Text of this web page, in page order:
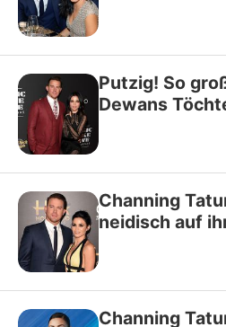
Putzig! So
Dewans
Channing
neidisch auf
Channing